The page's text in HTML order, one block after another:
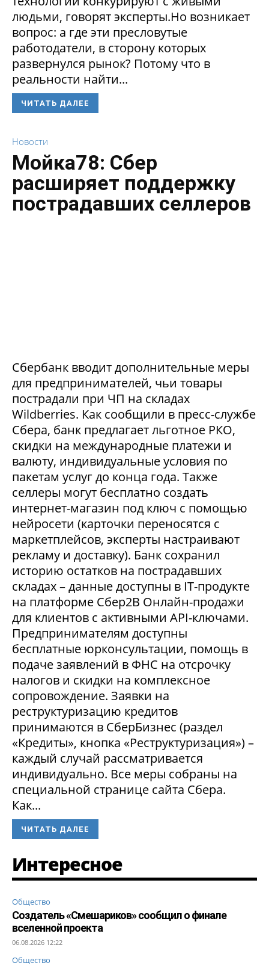
людьми, говорят эксперты.Но возникает
вопрос: а где эти пресловутые
работодатели, в сторону которых
развернулся рынок? Потому что в
реальности найти...
ЧИТАТЬ ДАЛЕЕ
Новости
Мойка78: Сбер
расширяет поддержку
пострадавших селлеров
Сбербанк вводит дополнительные меры
для предпринимателей, чьи товары
пострадали при ЧП на складах
Wildberries. Как сообщили в пресс-службе
Сбера, банк предлагает льготное РКО,
скидки на международные платежи и
валюту, индивидуальные условия по
пакетам услуг до конца года. Также
селлеры могут бесплатно создать
интернет-магазин под ключ с помощью
нейросети (карточки переносятся с
маркетплейсов, эксперты настраивают
рекламу и доставку). Банк сохранил
историю остатков на пострадавших
складах – данные доступны в IT-продукте
на платформе Сбер2В Онлайн-продажи
для клиентов с активными API-ключами.
Предпринимателям доступны
бесплатные юрконсультации, помощь в
подаче заявлений в ФНС на отсрочку
налогов и скидки на комплексное
сопровождение. Заявки на
реструктуризацию кредитов
принимаются в СберБизнес (раздел
«Кредиты», кнопка «Реструктуризация») –
каждый случай рассматривается
индивидуально. Все меры собраны на
специальной странице сайта Сбера.
Как...
ЧИТАТЬ ДАЛЕЕ
Интересное
Общество
Создатель «Смешариков» сообщил о финале
вселенной проекта
06.08.2026 12:22
Общество